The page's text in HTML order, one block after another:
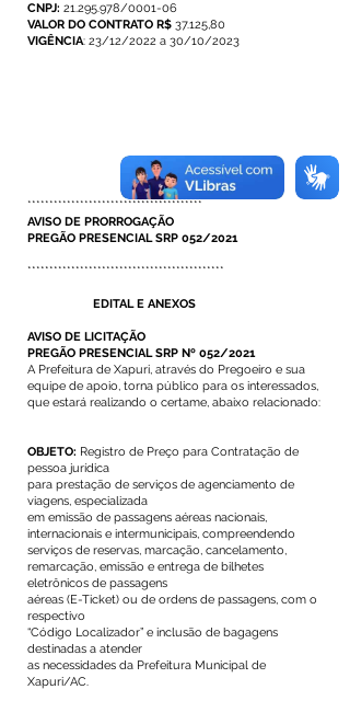
CNPJ: 21.295.978/0001-06
VALOR DO CONTRATO R$ 37.125,80
VIGÊNCIA: 23/12/2022 a 30/10/2023
****************************************
AVISO DE PRORROGAÇÃO
PREGÃO PRESENCIAL SRP 052/2021
*********************************************
EDITAL E ANEXOS
AVISO DE LICITAÇÃO
PREGÃO PRESENCIAL SRP Nº 052/2021
A Prefeitura de Xapuri, através do Pregoeiro e sua
equipe de apoio, torna público para os interessados,
que estará realizando o certame, abaixo relacionado:
OBJETO: Registro de Preço para Contratação de
pessoa jurídica
para prestação de serviços de agenciamento de
viagens, especializada
em emissão de passagens aéreas nacionais,
internacionais e intermunicipais, compreendendo
serviços de reservas, marcação, cancelamento,
remarcação, emissão e entrega de bilhetes
eletrônicos de passagens
aéreas (E-Ticket) ou de ordens de passagens, com o
respectivo
“Código Localizador” e inclusão de bagagens
destinadas a atender
as necessidades da Prefeitura Municipal de
Xapuri/AC.